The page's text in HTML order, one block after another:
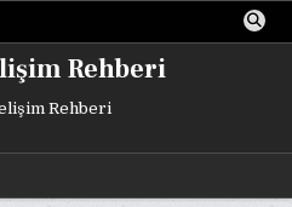
Rehberi
Rehberi